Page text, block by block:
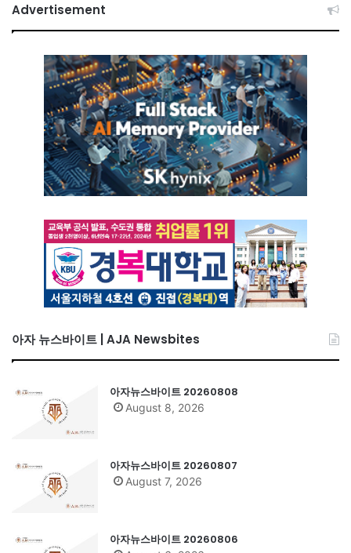
Advertisement
아자 뉴스바이트 | AJA Newsbites
아자뉴스바이트 20260808
August 8, 2026
아자뉴스바이트 20260807
August 7, 2026
아자뉴스바이트 20260806